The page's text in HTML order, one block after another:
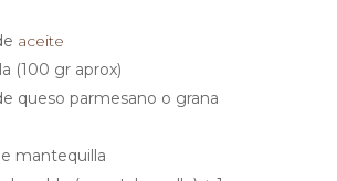
aceite
(100 gr aprox)
queso parmesano o grana
mantequilla